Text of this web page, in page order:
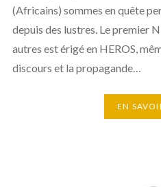
(Africains) sommes en quête
depuis des lustres. Le premier
autres est érigé en HEROS,
discours et la propagande…
EN